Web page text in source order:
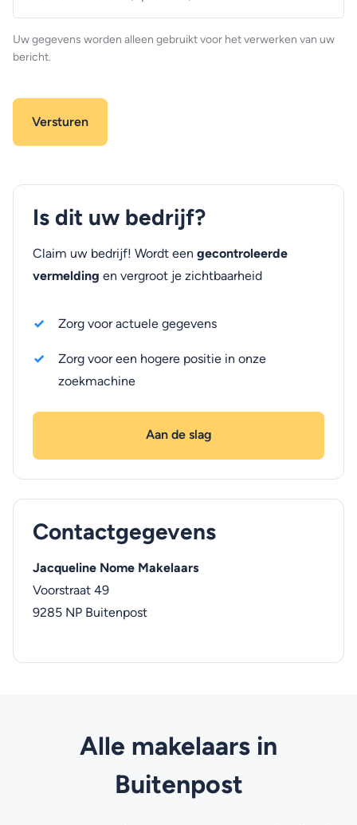
(optioneel)
Uw gegevens worden alleen gebruikt voor het verwerken van uw
bericht.
Is dit uw bedrijf?
Claim uw bedrijf! Wordt een gecontroleerde
vermelding en vergroot je zichtbaarheid
Zorg voor actuele gegevens
Zorg voor een hogere positie in onze
zoekmachine
Aan de slag
Contactgegevens
Jacqueline Nome Makelaars
Voorstraat 49
9285 NP Buitenpost
Alle makelaars in
Buitenpost